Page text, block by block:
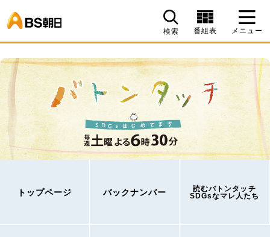
検索 番組表 メニュー
トップページ バックナンバー
読むバトンタッチ
SDGsなマレ人たち